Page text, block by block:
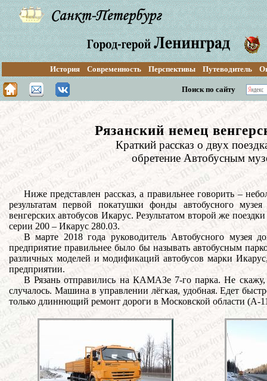
История Современность Перспективы Путеводитель
Поиск по сайту
Рязанский немец
Краткий рассказ о двух
обретение Автобусным
Ниже представлен рассказ, а правильнее говорить –
результатам первой покатушки фонды автобусного
венгерских автобусов Икарус. Результатом второй же
серии 200 – Икарус 280.03.
В марте 2018 года руководитель Автобусного музея
предприятие правильнее было бы называть автобусным
различных моделей и модификаций автобусов марки
предприятии.
В Рязань отправились на КАМАЗе 7-го парка. Не
случалось. Машина в управлении лёгкая, удобная. Едет
только длиннющий ремонт дороги в Московской области (А-